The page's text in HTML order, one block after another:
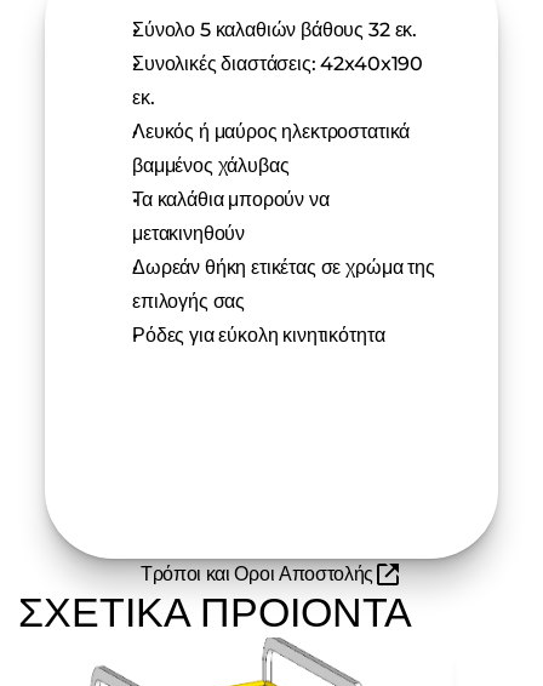
Σύνολο 5 καλαθιών βάθους 32 εκ.
Συνολικές διαστάσεις: 42x40x190
εκ.
Λευκός ή μαύρος ηλεκτροστατικά
βαμμένος χάλυβας
Τα καλάθια μπορούν να
μετακινηθούν
Δωρεάν θήκη ετικέτας σε χρώμα της
επιλογής σας
Ρόδες για εύκολη κινητικότητα
Τρόποι και Οροι Αποστολής
ΣΧΕΤΙΚΑ ΠΡΟΙΟΝΤΑ